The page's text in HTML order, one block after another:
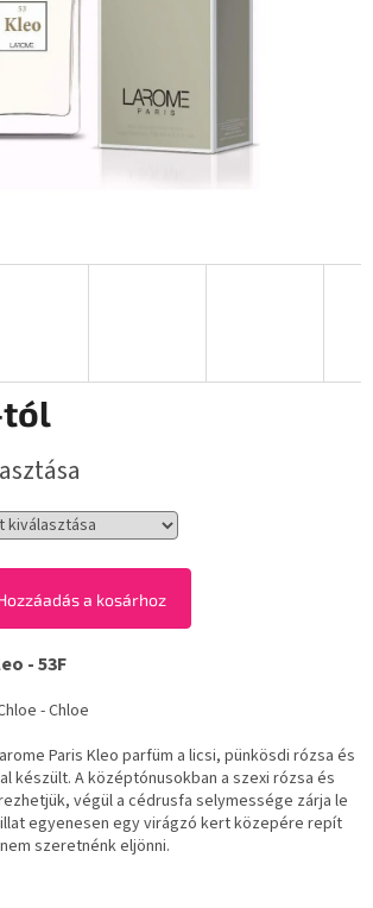
a kosárhoz
- 53F
- Chloe
Paris Kleo parfüm a licsi, pünkösdi rózsa és
készült. A középtónusokban a szexi rózsa és
végül a cédrusfa selymessége zárja le
egyenesen egy virágzó kert közepére repít
szeretnénk eljönni.